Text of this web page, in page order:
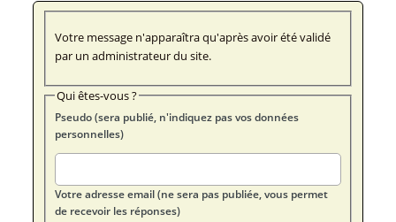
Votre message n'apparaîtra qu'après avoir été validé
par un administrateur du site.
Qui êtes-vous ?
Pseudo (sera publié, n'indiquez pas vos données
personnelles)
Votre adresse email (ne sera pas publiée, vous permet
de recevoir les réponses)